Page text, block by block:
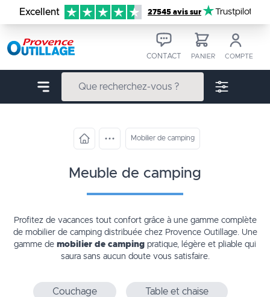
Aller au contenu
Excellent 27545 avis sur Trustpilot
CONTACT PANIER COMPTE
Mobilier de camping
meuble de camping
Profitez de vacances tout confort grâce à une gamme complète
de mobilier de campingdistribuée chez Provence Outillage. Une
gamme de mobilier de camping pratique, légère et pliable qui
saura sans aucun doute vous satisfaire.
Couchage Table et chaise